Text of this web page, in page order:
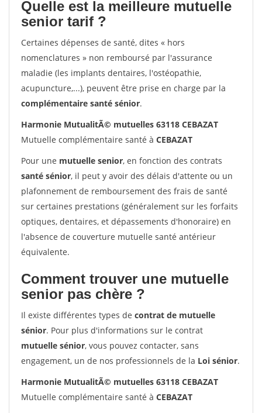
Quelle est la meilleure mutuelle
senior tarif ?
Certaines dépenses de santé, dites « hors
nomenclatures » non remboursé par l'assurance
maladie (les implants dentaires, l'ostéopathie,
acupuncture,...), peuvent être prise en charge par la
complémentaire santé sénior.
Harmonie MutualitÃ© mutuelles 63118 CEBAZAT
Mutuelle complémentaire santé à CEBAZAT
Pour une mutuelle senior, en fonction des contrats
santé sénior, il peut y avoir des délais d'attente ou un
plafonnement de remboursement des frais de santé
sur certaines prestations (généralement sur les forfaits
optiques, dentaires, et dépassements d'honoraire) en
l'absence de couverture mutuelle santé antérieur
équivalente.
Comment trouver une mutuelle
senior pas chère ?
Il existe différentes types de contrat de mutuelle
sénior. Pour plus d'informations sur le contrat
mutuelle sénior, vous pouvez contacter, sans
engagement, un de nos professionnels de la Loi sénior.
Harmonie MutualitÃ© mutuelles 63118 CEBAZAT
Mutuelle complémentaire santé à CEBAZAT